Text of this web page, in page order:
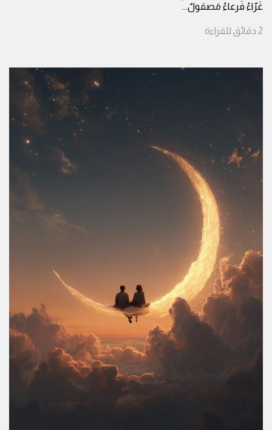
غَرّاءُ فَرعاءُ مَصقولٌ...
2 دقائق للقراءة